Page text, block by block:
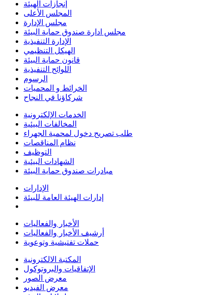
إنجازات الهيئة
المجلس الأعلى
مجلس الإدارة
مجلس ادارة صندوق حماية البيئة
الإدارة التنفيذية
الهيكل التنظيمي
قانون حماية البيئة
اللوائح التنفيذية
الرسوم
الخرائط و المحميات
شركاؤنا في النجاح
الخدمات الإلكترونية
المخالفات البيئية
طلب تصريح دخول لمحمية الجهراء
نظام المناقصات
التوظيف
الشهادات البيئية
مبادرات صندوق حماية البيئة
الإدارات
إدارات الهيئة العامة للبيئة
الأخبار والفعاليات
أرشيف الأخبار والفعاليات
حملات تفتيشية وتوعوية
المكتبة الالكترونية
الإتفاقيات والبروتوكول
معرض الصور
معرض الفيديو